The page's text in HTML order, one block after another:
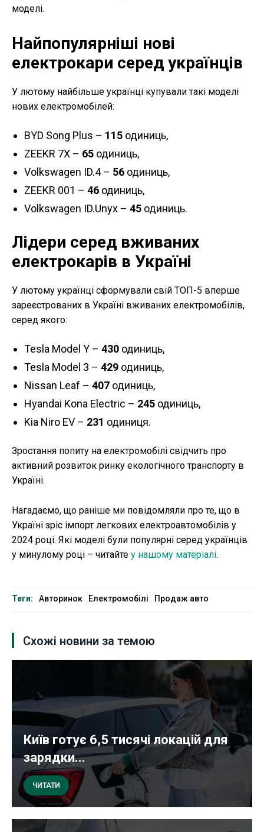
моделі.
Найпопулярніші нові
електрокари серед українців
У лютому найбільше українці купували такі моделі
нових електромобілей:
BYD Song Plus – 115 одиниць,
ZEEKR 7X – 65 одиниць,
Volkswagen ID.4 – 56 одиниць,
ZEEKR 001 – 46 одиниць,
Volkswagen ID.Unyx – 45 одиниць.
Лідери серед вживаних
електрокарів в Україні
У лютому українці сформували свій ТОП-5 вперше
зареєстрованих в Україні вживаних електромобілів,
серед якого:
Tesla Model Y – 430 одиниць,
Tesla Model 3 – 429 одиниць,
Nissan Leaf – 407 одиниць,
Hyandai Kona Electric – 245 одиниць,
Kia Niro EV – 231 одиниця.
Зростання попиту на електромобілі свідчить про
активний розвиток ринку екологічного транспорту в
Україні.
Нагадаємо, що раніше ми повідомляли про те, що в
Україні зріс імпорт легкових електроавтомобілів у
2024 році. Які моделі були популярні серед українців
у минулому році – читайте у нашому матеріалі.
Теги: Авторинок Електромобілі Продаж авто
Схожі новини за темою
Київ готує 6,5 тисячі локацій для
зарядки...
ЧИТАТИ